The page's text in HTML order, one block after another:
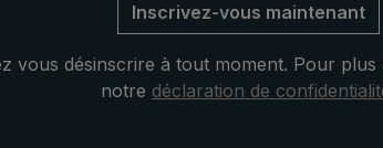
le séchage et
ainsi que des
Inscrivez-vous maintenant
vous désinscrire à tout moment. Pour
notre déclaration de